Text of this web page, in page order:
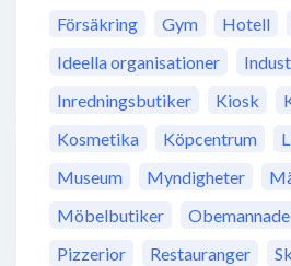
Försäkring
Gym Hotell
Ideella organisationer
Inredningsbutiker
Kiosk
Kosmetika
Köpcentrum
Museum
Myndigheter
Möbelbutiker
Pizzerior
Restauranger